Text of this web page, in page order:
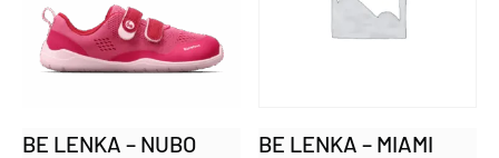
BE LENKA – NUBO
BE LENKA – MIAMI